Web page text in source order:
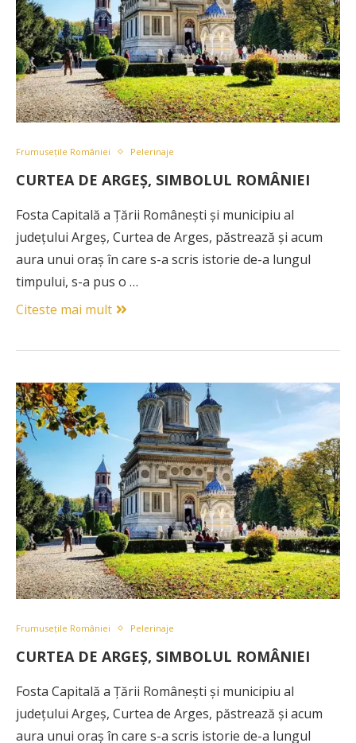
Frumusețile României Pelerinaje
CURTEA DE ARGEȘ, SIMBOLUL ROMÂNIEI
Fosta Capitală a Țării Românești și municipiu al
județului Argeș, Curtea de Arges, păstrează și acum
aura unui oraș în care s-a scris istorie de-a lungul
timpului, s-a pus o …
Citeste mai mult
Frumusețile României Pelerinaje
CURTEA DE ARGEȘ, SIMBOLUL ROMÂNIEI
Fosta Capitală a Țării Românești și municipiu al
județului Argeș, Curtea de Arges, păstrează și acum
aura unui oraș în care s-a scris istorie de-a lungul